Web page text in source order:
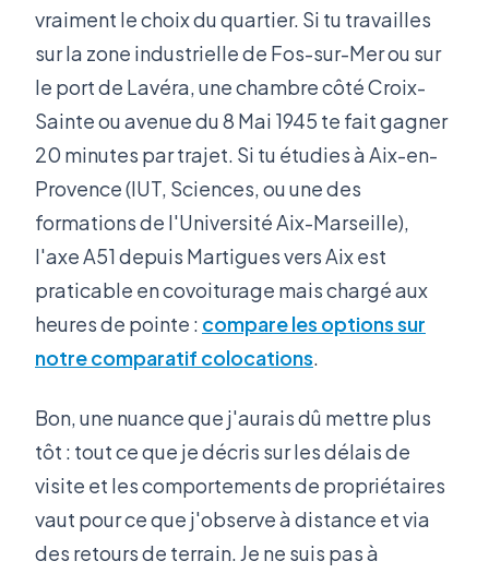
vraiment le choix du quartier. Si tu travailles
sur la zone industrielle de Fos-sur-Mer ou sur
le port de Lavéra, une chambre côté Croix-
Sainte ou avenue du 8 Mai 1945 te fait gagner
20 minutes par trajet. Si tu étudies à Aix-en-
Provence (IUT, Sciences, ou une des
formations de l'Université Aix-Marseille),
l'axe A51 depuis Martigues vers Aix est
praticable en covoiturage mais chargé aux
heures de pointe : compare les options sur
notre comparatif colocations.
Bon, une nuance que j'aurais dû mettre plus
tôt : tout ce que je décris sur les délais de
visite et les comportements de propriétaires
vaut pour ce que j'observe à distance et via
des retours de terrain. Je ne suis pas à